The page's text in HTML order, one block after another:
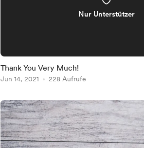
Nur Unterstützer
Thank You Very Much!
Jun 14, 2021 228 Aufrufe